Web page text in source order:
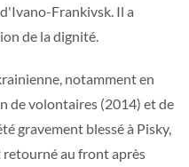
Frankivsk. Il a
de la dignité.
notamment en
de volontaires (2014) et de
gravement blessé à Pisky,
retourné au front après